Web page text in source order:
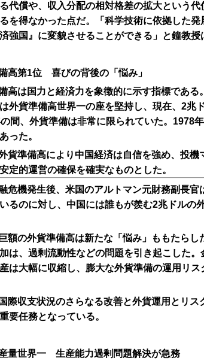
代償や、収入分配の相対格差の拡大という
を得なかった点だ。「科学技術に依拠した発
強国』に変貌させることができる」と鐘教授
高第1位 喜びの背後の「悩み」
高は国力と経済力を象徴的に示す指標である
外貨準備高世界一の座を堅持し、現在、2兆
間、外貨準備は非常に限られていた。1978
った。
貨準備高により中国経済は自信を強め、投機
定的運営の確保を確実なものとした。
危機発生後、米国のアルトマン元財務副長
るのに対し、中国には誰もが羨む2兆ドルの
額の外貨準備高は新たな「悩み」ももたら
は、過剰流動性などの問題を引き起こした
は大幅に収縮し、膨大な外貨準備の運用リ
際収支状況のさらなる改善と外貨運用とリス
要任務となっている。
量世界一 生産能力過剰問題解決が急務